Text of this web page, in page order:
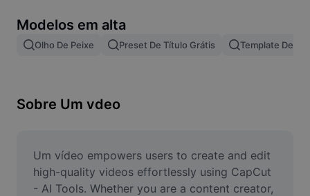
Mesclar imagens
Redimensionar Imagem
Criador de Memes
AI Text Remover
Modelos em alta
Olho De Peixe Preset De Título Grátis Template De
Sobre Um vdeo
Um vídeo empowers users to create and edit
high-quality videos effortlessly using CapCut
- AI Tools. Whether you are a content creator,